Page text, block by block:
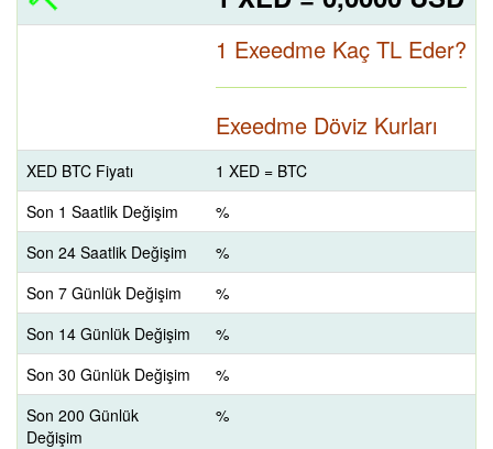
1 Exeedme Kaç TL Eder?
Exeedme Döviz Kurları
XED BTC Fiyatı
1 XED = BTC
Son 1 Saatlik Değişim
%
Son 24 Saatlik Değişim
%
Son 7 Günlük Değişim
%
Son 14 Günlük Değişim
%
Son 30 Günlük Değişim
%
Son 200 Günlük
Değişim
%